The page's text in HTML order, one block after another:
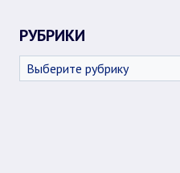
РУБРИКИ
Рубрики